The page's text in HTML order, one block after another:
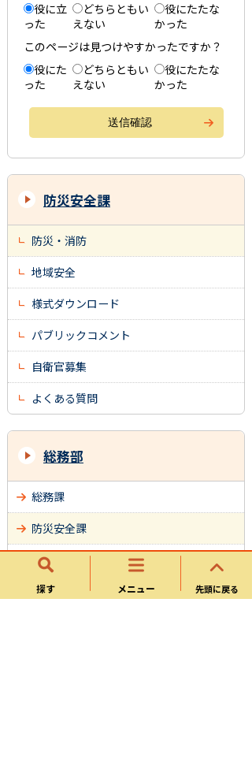
探す メニュー
役に立
った
どちらともい
えない
役にたたな
かった
このページは見つけやすかったですか？
役にた
った
どちらともい
えない
役にたたな
かった
先頭に戻る
防災安全課
防災・消防
地域安全
様式ダウンロード
パブリックコメント
自衛官募集
よくある質問
総務部
総務課
防災安全課
管財検査課
市民課